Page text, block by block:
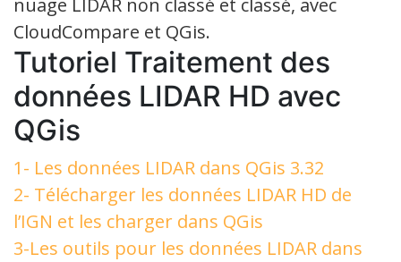
nuage LIDAR non classé et classé, avec
CloudCompare et QGis.
Tutoriel Traitement des
données LIDAR HD avec
QGis
1- Les données LIDAR dans QGis 3.32
2- Télécharger les données LIDAR HD de
l’IGN et les charger dans QGis
3-Les outils pour les données LIDAR dans